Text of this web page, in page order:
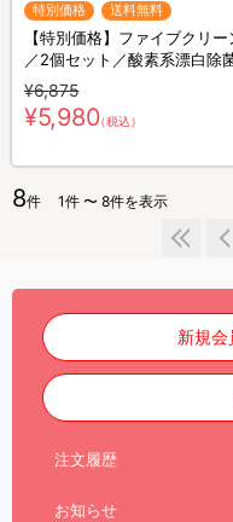
特別価格 送料無料
【特別価格】ファイブクリー
／2個セット／酸素系漂白除
洗浄剤／送料無料
¥6,875
¥5,980（税込）
8件 1件 〜 8件を表示
新規
注文履歴
お知らせ